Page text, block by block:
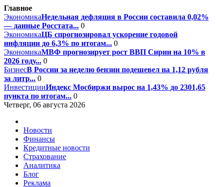
Главное
ЭкономикаНедельная дефляция в России составила 0,02%
— данные Росстата... 0
ЭкономикаЦБ спрогнозировал ускорение годовой
инфляции до 6,3% по итогам... 0
ЭкономикаМВФ прогнозирует рост ВВП Сирии на 10% в
2026 году... 0
БизнесВ России за неделю бензин подешевел на 1,12 рубля
за литр... 0
ИнвестицииИндекс Мосбиржи вырос на 1,43% до 2301,65
пункта по итогам... 0
Четверг, 06 августа 2026
Новости
Финансы
Кредитные новости
Страхование
Аналитика
Блог
Реклама